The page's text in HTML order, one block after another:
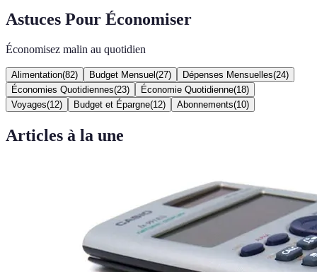
Astuces Pour Économiser
Économisez malin au quotidien
Alimentation(82) Budget Mensuel (27) Dépenses Mensuelles(24)
Économies Quotidiennes(23) Économie Quotidienne(18)
Voyages(12) Budget et Épargne(12) Abonnements(10)
Articles à la une